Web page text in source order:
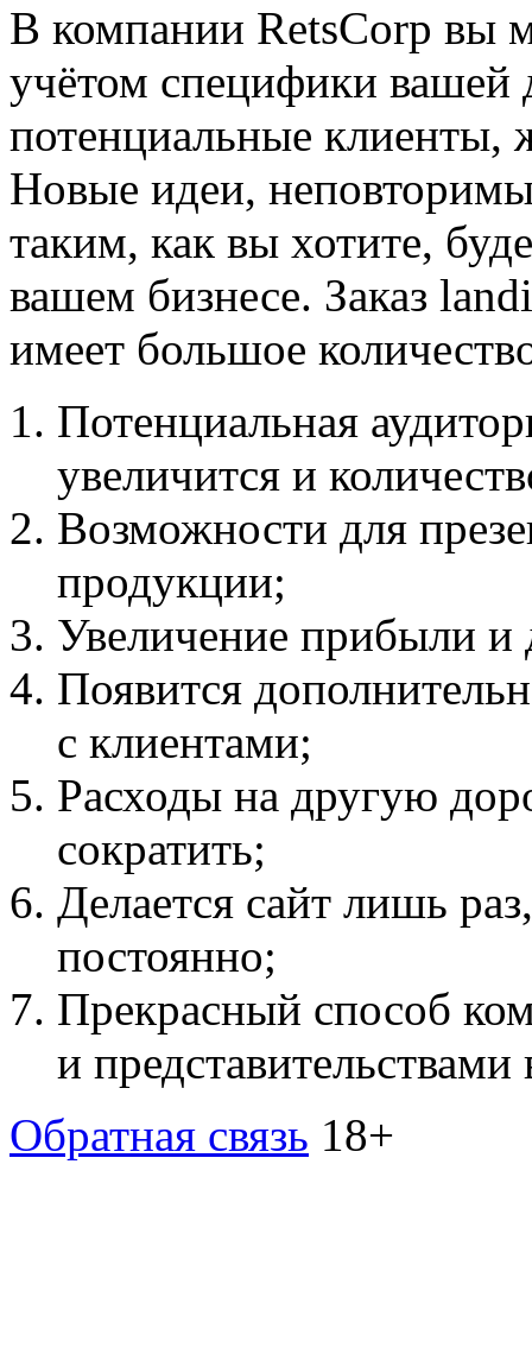
В компании RetsCorp вы
учётом специфики вашей
потенциальные клиенты,
Новые идеи,
таким, как вы хотите,
вашем бизнесе. Заказ
имеет большое
Потенциальная
увеличится и
Возможности для
продукции;
Увеличение прибыли и
Появится
с клиентами;
Расходы на другую
сократить;
Делается сайт лишь
постоянно;
Прекрасный способ
и
Обратная связь 18+